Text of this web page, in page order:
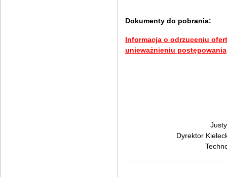
Dokumenty do pobrania:
Informacja o odrzuceniu
unieważnieniu postępowania
Dyrektor